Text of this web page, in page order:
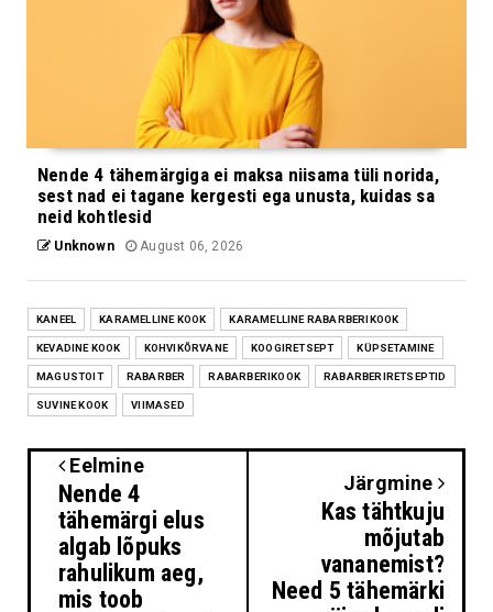
Nende 4 tähemärgiga ei maksa niisama tüli norida,
sest nad ei tagane kergesti ega unusta, kuidas sa
neid kohtlesid
Unknown August 06, 2026
KANEEL KARAMELLINE KOOK KARAMELLINE RABARBERIKOOK
KEVADINE KOOK KOHVIKÕRVANE KOOGIRETSEPT KÜPSETAMINE
MAGUSTOIT RABARBER RABARBERIKOOK RABARBERIRETSEPTID
SUVINE KOOK VIIMASED
Eelmine
Nende 4
tähemärgi elus
algab lõpuks
rahulikum aeg,
mis toob
Järgmine
Kas tähtkuju
mõjutab
vananemist?
Need 5 tähemärki